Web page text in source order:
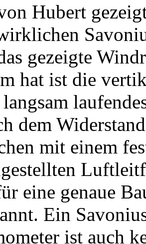
Hubert
gezeigte
hat ist die
dem
mit einem
eine genaue
Ein
ist auch